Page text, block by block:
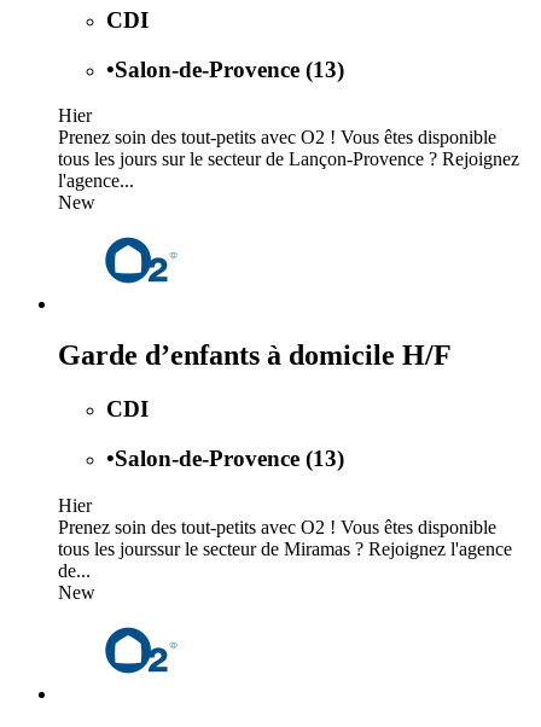
CDI
•Salon-de-Provence (13)
Hier
Prenez soin des tout-petits avec O2 ! Vous êtes disponible
tous les jours sur le secteur de Lançon-Provence ? Rejoignez
l'agence...
New
Garde d’enfants à domicile H/F
CDI
•Salon-de-Provence (13)
Hier
Prenez soin des tout-petits avec O2 ! Vous êtes disponible
tous les jourssur le secteur de Miramas ? Rejoignez l'agence
de...
New